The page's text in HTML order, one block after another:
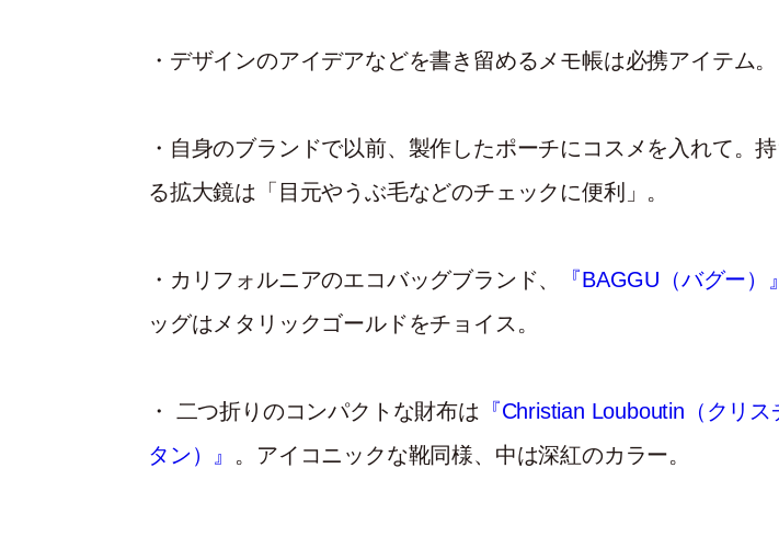
・デザインのアイデアなどを書き留めるメモ帳は必携アイテム。
・自身のブランドで以前、製作したポーチにコスメを入れて。
る拡大鏡は「目元やうぶ毛などのチェックに便利」。
・カリフォルニアのエコバッグブランド、 『BAGGU（バグー）』
ッグはメタリックゴールドをチョイス。
・ 二つ折りのコンパクトな財布は 『Christian Louboutin（クリ
タン）』 。アイコニックな靴同様、中は深紅のカラー。